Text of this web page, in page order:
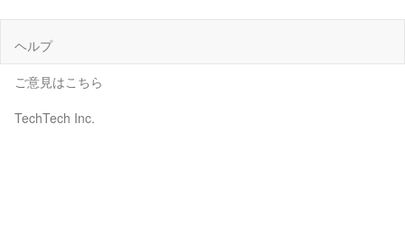
ヘルプ
ご意見はこちら
TechTech Inc.